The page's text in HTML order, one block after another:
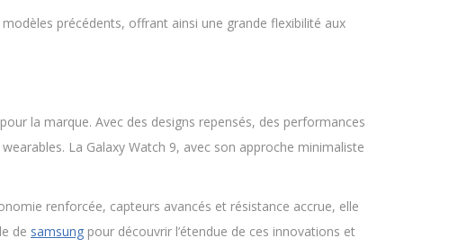
précédents, offrant ainsi une grande flexibilité aux
la marque. Avec des designs repensés, des performances
La Galaxy Watch 9, avec son approche minimaliste
renforcée, capteurs avancés et résistance accrue, elle
de samsung pour découvrir l’étendue de ces innovations et